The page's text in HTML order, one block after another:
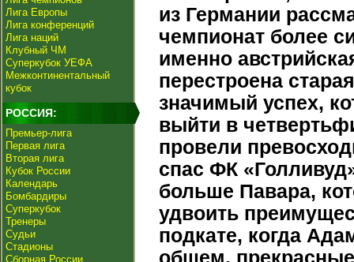
Лига Европы
Лига конференций
Лига наций
Клубный ЧМ
Суперкубок УЕФА
Межконтинентальный
кубок
РОССИЯ:
Премьер-лига
Первая лига
Вторая лига
Кубок России
Календарь
Бомбардиры
Суперкубок
Тренеры
Судьи
Стадионы
Сборная России
из Германии
чемпионат более
именно
перестроена
значимый успех,
выйти в
провели
спас ФК
больше Павара,
удвоить
подкате, когда
общем,